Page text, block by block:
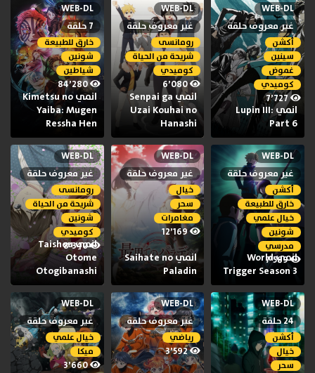
WEB-DL
غير معروف حلقة
أكشن
سينين
غموض
كوميدي
7٬727
انمي Lupin III:
Part 6
WEB-DL
غير معروف حلقة
رومانسى
شريحة من الحياة
كوميدي
6٬080
انمي Senpai ga
Uzai Kouhai no
Hanashi
WEB-DL
7 حلقة
خارق للطبيعة
شونين
شياطين
84٬280
انمي Kimetsu no
Yaiba: Mugen
Ressha Hen
WEB-DL
غير معروف حلقة
أكشن
خارق للطبيعة
خيال علمي
شونين
مدرسي
7٬589
انمي World
Trigger Season 3
WEB-DL
غير معروف حلقة
خيال
سحر
مغامرات
12٬169
انمي Saihate no
Paladin
WEB-DL
غير معروف حلقة
رومانسى
شريحة من الحياة
شونين
كوميدي
8٬340
انمي Taishou
Otome
Otogibanashi
WEB-DL
24 حلقة
أكشن
خيال
سحر
WEB-DL
غير معروف حلقة
رياضي
3٬592
WEB-DL
غير معروف حلقة
خيال علمي
ميكا
3٬660